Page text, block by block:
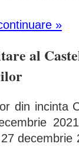
»
al
din incinta
decembrie